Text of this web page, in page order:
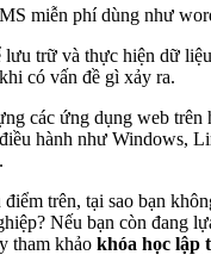
miễn phí dùng như
trữ và thực hiện dữ
có vấn đề gì xảy ra.
các ứng dụng web trên
hành như Windows,
trên, tại sao bạn
Nếu bạn còn đang
tham khảo khóa học lập